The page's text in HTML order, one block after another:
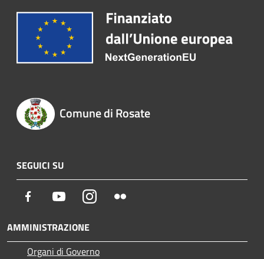
Comune di Rosate
SEGUICI SU
Facebook YoutubeInstagram
AMMINISTRAZIONE
Organi di Governo